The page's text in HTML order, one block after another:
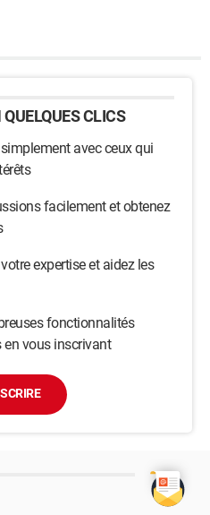
CLICS
avec ceux qui
facilement et obtenez
expertise et aidez les
fonctionnalités
vous inscrivant